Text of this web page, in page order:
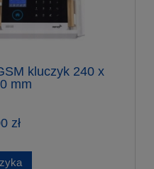
kluczyk 240 x
mm
zł